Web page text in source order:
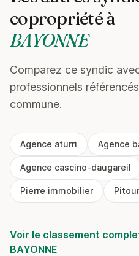
copropriété à
BAYONNE
Comparez ce syndic
professionnels
commune.
Agence aturri Agence
Agence cascino-daugareil
Pierre immobilier
Voir le classement
BAYONNE